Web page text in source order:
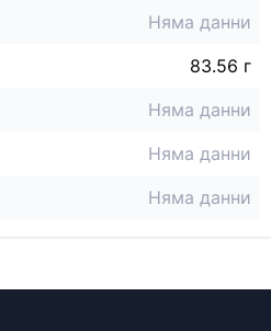
Няма данни
83.56 г
Няма данни
Няма данни
Няма данни